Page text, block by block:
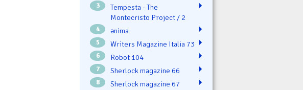
3
Tempesta - The
Montecristo Project / 2
4 ənima
5 Writers Magazine Italia 73
6 Robot 104
7 Sherlock magazine 66
8 Sherlock magazine 67